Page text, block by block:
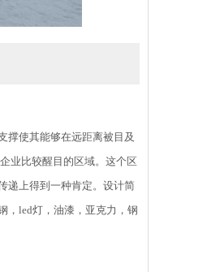
撑使其能够在远距离被目及
业比较醒目的区域。这个区
递上得到一种肯定。设计简
，led灯，油漆，亚克力，钢